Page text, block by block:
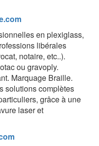
en plexiglass,
libérales
notaire, etc..).
ou gravoply.
Marquage Braille.
solutions complètes
grâce à une
laser et